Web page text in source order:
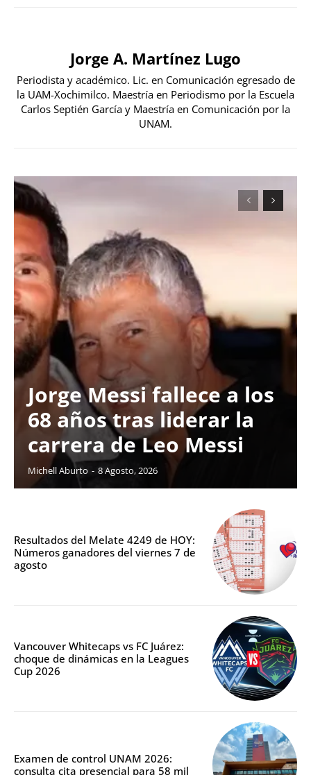
Jorge A. Martínez Lugo
Periodista y académico. Lic. en Comunicación egresado de
la UAM-Xochimilco. Maestría en Periodismo por la Escuela
Carlos Septién García y Maestría en Comunicación por la
UNAM.
Jorge Messi fallece a los
68 años tras liderar la
carrera de Leo Messi
Michell Aburto - 8 Agosto, 2026
Resultados del Melate 4249 de HOY:
Números ganadores del viernes 7 de
agosto
Vancouver Whitecaps vs FC Juárez:
choque de dinámicas en la Leagues
Cup 2026
Examen de control UNAM 2026:
consulta cita presencial para 58 mil